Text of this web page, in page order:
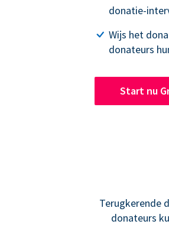
donatie-
Wijs het
donateurs
Start nu
Terugkerende
donateurs